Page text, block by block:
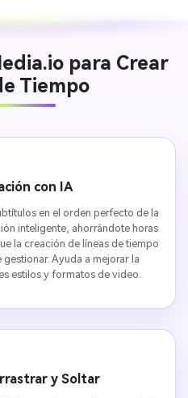
para Crear
Tiempo
con IA
en el orden perfecto de la
inteligente, ahorrándote horas
la creación de líneas de tiempo
Ayuda a mejorar la
estilos y formatos de video.
y Soltar